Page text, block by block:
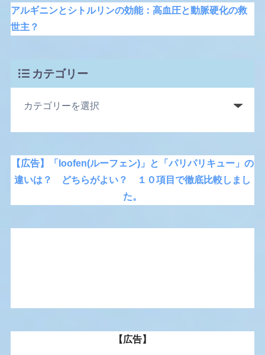
アルギニンとシトルリンの効能：高血圧と動脈硬化の救
世主？
カテゴリー
【広告】「loofen(ルーフェン)」と「パリパリキュー」の
違いは？ どちらがよい？ １０項目で徹底比較しまし
た。
【広告】